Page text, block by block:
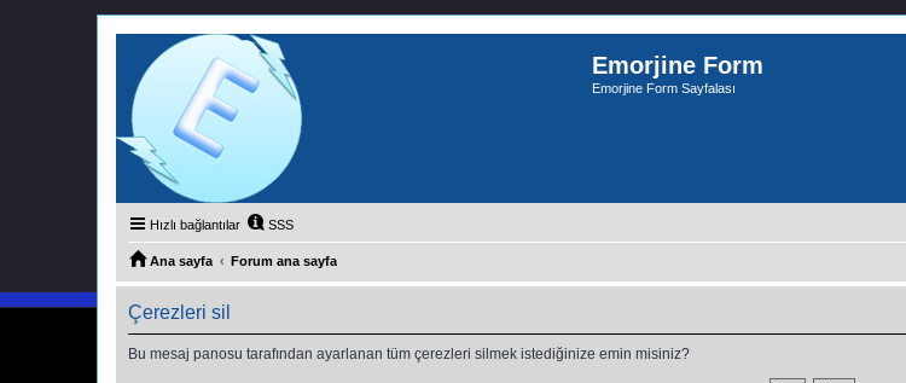
Emorjine Form
Emorjine Form Sayfalası
Hızlı bağlantılar SSS
Ana sayfa Forum ana sayfa
Çerezleri sil
Bu mesaj panosu tarafından ayarlanan tüm çerezleri silmek istediğinize emin misiniz?